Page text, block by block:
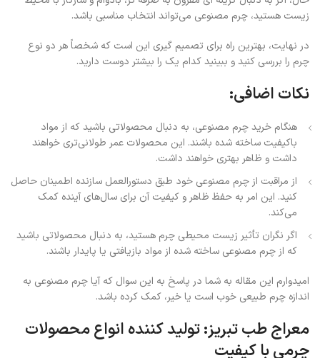
زیست هستید، چرم مصنوعی می‌تواند انتخاب مناسبی باشد.
در نهایت، بهترین راه برای تصمیم گیری این است که شخصاً هر دو نوع
چرم را بررسی کنید و ببینید کدام یک را بیشتر دوست دارید.
نکات اضافی:
هنگام خرید چرم مصنوعی، به دنبال محصولاتی باشید که از مواد
باکیفیت ساخته شده باشند. این محصولات عمر طولانی‌تری خواهند
داشت و ظاهر بهتری خواهند داشت.
از مراقبت از چرم مصنوعی خود طبق دستورالعمل سازنده اطمینان حاصل
کنید. این امر به حفظ ظاهر و کیفیت آن برای سال‌های آینده کمک
می‌کند.
اگر نگران تأثیر زیست محیطی چرم هستید، به دنبال محصولاتی باشید
که از چرم مصنوعی ساخته شده از مواد بازیافتی یا پایدار باشند.
امیدوارم این مقاله به شما در پاسخ به این سوال که آیا چرم مصنوعی به
اندازه چرم طبیعی خوب است یا خیر، کمک کرده باشد.
معراج طب تبریز: تولید کننده انواع محصولات
چرمی با کیفیت